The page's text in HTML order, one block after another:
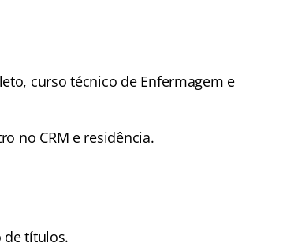
curso técnico de Enfermagem e
no CRM e residência.
de títulos.